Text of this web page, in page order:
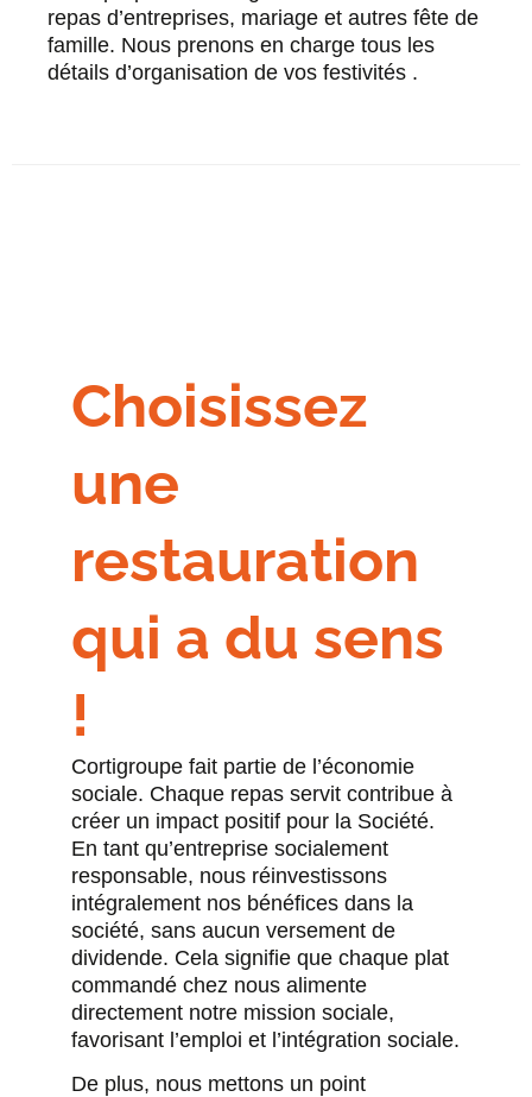
repas d’entreprises, mariage et autres fête de
famille. Nous prenons en charge tous les
détails d’organisation de vos festivités .
Choisissez
une
restauration
qui a du sens
!
Cortigroupe fait partie de l’économie
sociale. Chaque repas servit contribue à
créer un impact positif pour la Société.
En tant qu’entreprise socialement
responsable, nous réinvestissons
intégralement nos bénéfices dans la
société, sans aucun versement de
dividende. Cela signifie que chaque plat
commandé chez nous alimente
directement notre mission sociale,
favorisant l’emploi et l’intégration sociale.
De plus, nous mettons un point